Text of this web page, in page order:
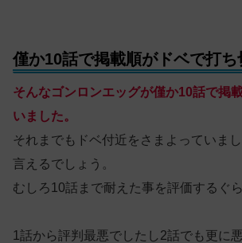
僅か10話で掲載順がドベで打ち
そんなゴンロンエッグが僅か10話で掲
いました。
それまでもドベ付近をさまよっていま
言えるでしょう。
むしろ10話まで耐えた事を評価するぐら
1話から評判最悪でしたし2話でも更に